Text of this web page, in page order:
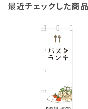
最近チェックした商品